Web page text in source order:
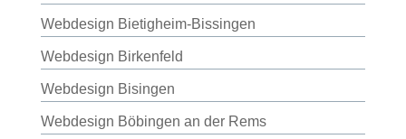
Webdesign Bietigheim-Bissingen
Webdesign Birkenfeld
Webdesign Bisingen
Webdesign Böbingen an der Rems